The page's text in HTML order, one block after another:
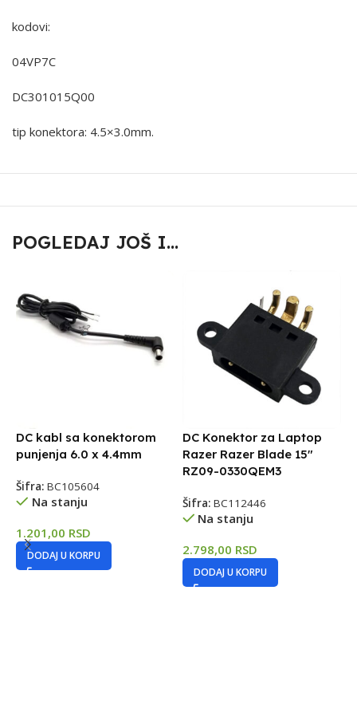
kodovi:
04VP7C
DC301015Q00
tip konektora: 4.5×3.0mm.
POGLEDAJ JOŠ I...
DC kabl sa konektorom
punjenja 6.0 x 4.4mm
Šifra: BC105604
Na stanju
1.201,00 RSD
DODAJ U KORPU
DC Konektor za Laptop
Razer Razer Blade 15″
RZ09-0330QEM3
Šifra: BC112446
Na stanju
2.798,00 RSD
DODAJ U KORPU